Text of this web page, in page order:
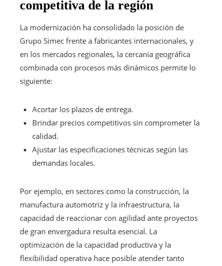
competitiva de la región
La modernización ha consolidado la posición de
Grupo Simec frente a fabricantes internacionales, y
en los mercados regionales, la cercanía geográfica
combinada con procesos más dinámicos permite lo
siguiente:
Acortar los plazos de entrega.
Brindar precios competitivos sin comprometer la
calidad.
Ajustar las especificaciones técnicas según las
demandas locales.
Por ejemplo, en sectores como la construcción, la
manufactura automotriz y la infraestructura, la
capacidad de reaccionar con agilidad ante proyectos
de gran envergadura resulta esencial. La
optimización de la capacidad productiva y la
flexibilidad operativa hace posible atender tanto